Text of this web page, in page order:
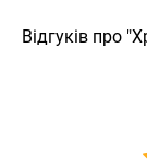
Відгуків про